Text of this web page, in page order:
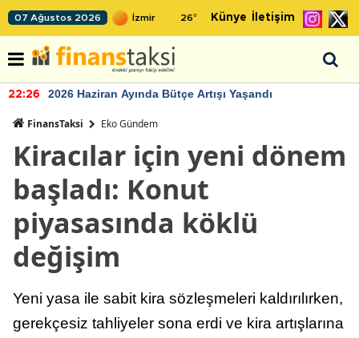
07 Ağustos 2026 26° Künye İletişim
22:26 2026 Haziran Ayında Bütçe Artışı Yaşandı
FinansTaksi Eko Gündem
Kiracılar için yeni dönem
başladı: Konut
piyasasında köklü
değişim
Yeni yasa ile sabit kira sözleşmeleri kaldırılırken,
gerekçesiz tahliyeler sona erdi ve kira artışlarına